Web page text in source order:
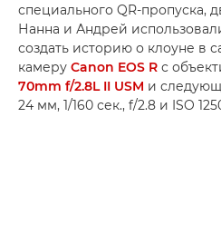
специального QR-пропуска,
Нанна и Андрей
создать историю о клоуне в
камеру Canon EOS R с
70mm f/2.8L II USM и
24 мм, 1/160 сек., f/2.8 и ISO